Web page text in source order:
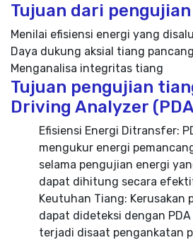
Tujuan dari
Menilai efisiensi energi yang
Daya dukung aksial tiang
Menganalisa integritas tiang
Tujuan pengujian
Driving Analyzer
Efisiensi Energi Ditransfer:
mengukur energi
selama pengujian energi
dapat dihitung secara
Keutuhan Tiang: Kerusakan
dapat dideteksi dengan
terjadi disaat pengankatan